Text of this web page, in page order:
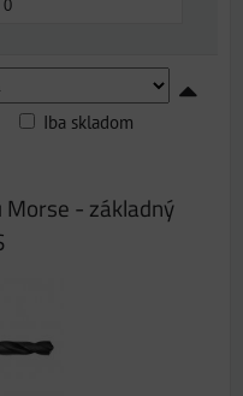
Iba skladom
- základný